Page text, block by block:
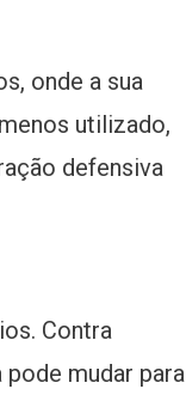
onde a sua
utilizado,
defensiva
Contra
mudar para